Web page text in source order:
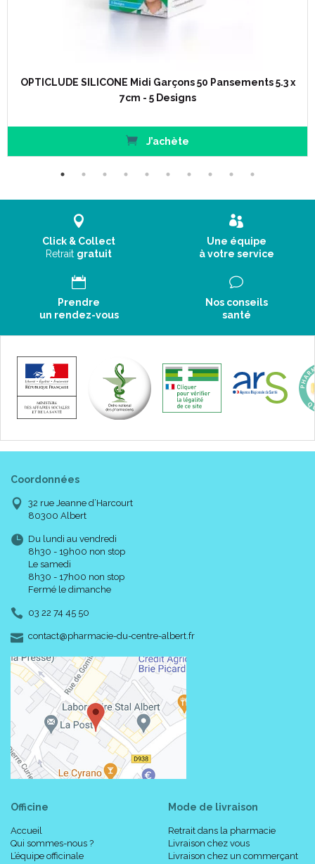
OPTICLUDE SILICONE Midi Garçons 50 Pansements 5.3 x
7cm - 5 Designs
J’achète
Click & Collect
Retrait gratuit
Une équipe
à votre service
Prendre
un rendez-vous
Nos conseils
santé
Coordonnées
32 rue Jeanne d’Harcourt
80300 Albert
Du lundi au vendredi
8h30 - 19h00 non stop
Le samedi
8h30 - 17h00 non stop
Fermé le dimanche
03 22 74 45 50
contact-
@-
pharmacie-du-centre-albert.fr
Officine
Accueil
Qui sommes-nous ?
L’équipe officinale
Mode de livraison
Retrait dans la pharmacie
Livraison chez vous
Livraison chez un commerçant